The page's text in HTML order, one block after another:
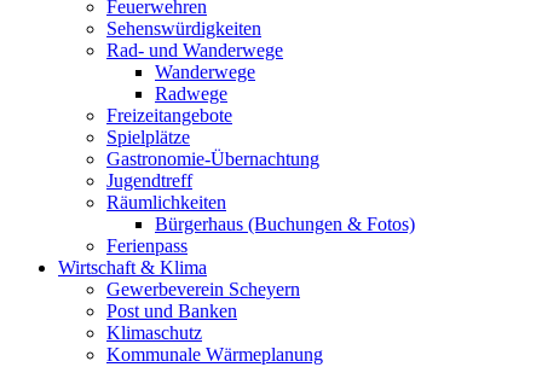
Feuerwehren
Sehenswürdigkeiten
Rad- und Wanderwege
Wanderwege
Radwege
Freizeitangebote
Spielplätze
Gastronomie-Übernachtung
Jugendtreff
Räumlichkeiten
Bürgerhaus (Buchungen & Fotos)
Ferienpass
Wirtschaft & Klima
Gewerbeverein Scheyern
Post und Banken
Klimaschutz
Kommunale Wärmeplanung